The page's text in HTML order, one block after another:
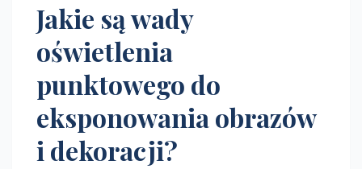
Jakie są wady
oświetlenia
punktowego do
eksponowania obrazów
i dekoracji?